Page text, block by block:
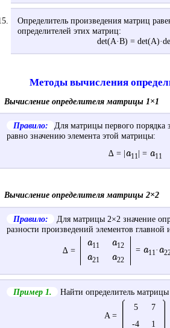
Определитель произведения матриц
определителей этих матриц:
det(A·B) =
Методы вычисления
Вычисление определителя матрицы 1×1
Правило:
Для матрицы первого порядка
равно значению элемента этой матрицы:
∆ = |a11| = a11
Вычисление определителя матрицы 2×2
Правило:
Для матрицы 2×2 значение
разности произведений элементов главной
∆ =
a11 a12
a21 a22
= a11·a
Пример 1. Найти определитель
A =
5
7
-4
1